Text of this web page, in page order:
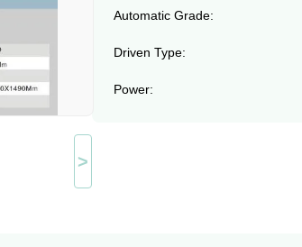
>
Automatic Grade:
Driven Type:
Power: